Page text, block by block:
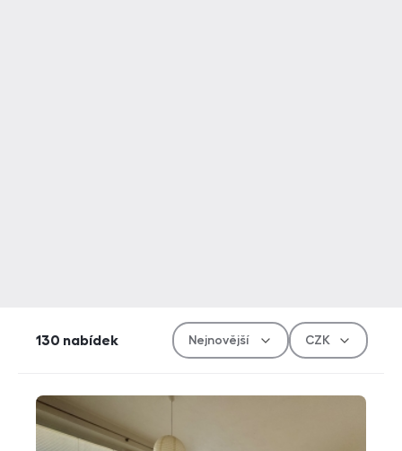
130 nabídek
Měna